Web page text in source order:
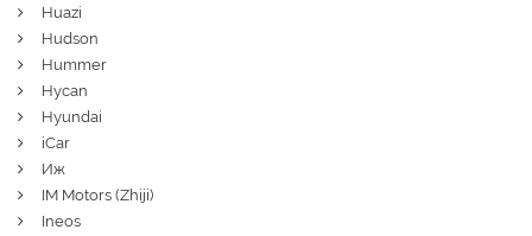
Huazi
Hudson
Hummer
Hycan
Hyundai
iCar
Иж
IM Motors (Zhiji)
Ineos